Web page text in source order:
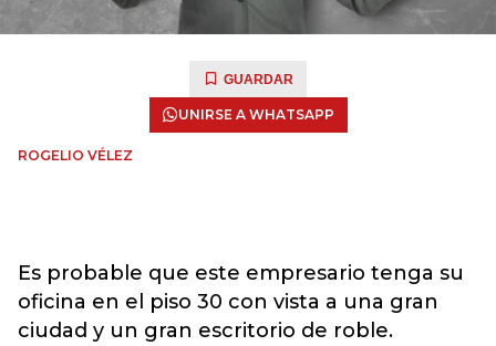
GUARDAR
UNIRSE A WHATSAPP
ROGELIO VÉLEZ
Es probable que este empresario tenga su
oficina en el piso 30 con vista a una gran
ciudad y un gran escritorio de roble.